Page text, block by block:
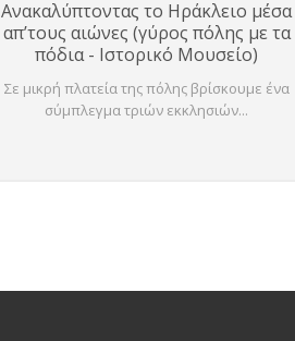
Ανακαλύπτοντας το Ηράκλειο μέσα
απ’τους αιώνες (γύρος πόλης με τα
πόδια - Ιστορικό Μουσείο)
Σε μικρή πλατεία της πόλης βρίσκουμε ένα
σύμπλεγμα τριών εκκλησιών...